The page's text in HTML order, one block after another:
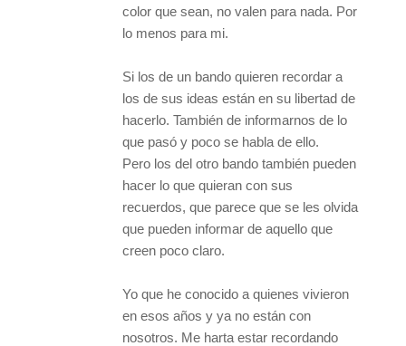
color que sean, no valen para nada. Por
lo menos para mi.
Si los de un bando quieren recordar a
los de sus ideas están en su libertad de
hacerlo. También de informarnos de lo
que pasó y poco se habla de ello.
Pero los del otro bando también pueden
hacer lo que quieran con sus
recuerdos, que parece que se les olvida
que pueden informar de aquello que
creen poco claro.
Yo que he conocido a quienes vivieron
en esos años y ya no están con
nosotros. Me harta estar recordando